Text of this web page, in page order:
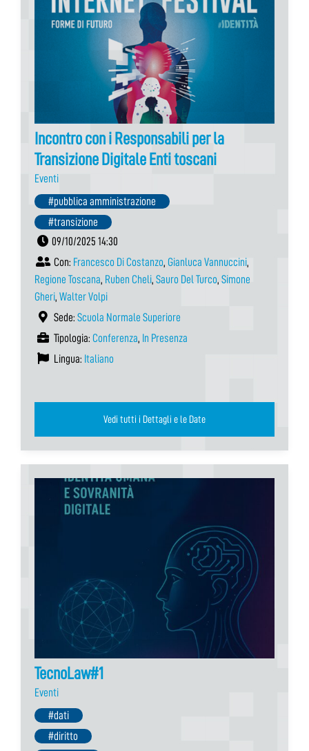
Incontro con i Responsabili per la
Transizione Digitale Enti toscani
Eventi
#pubblica amministrazione
#transizione
09/10/2025 14:30
Con: Francesco Di Costanzo, Gianluca Vannuccini,
Regione Toscana, Ruben Cheli, Sauro Del Turco, Simone
Gheri, Walter Volpi
Sede: Scuola Normale Superiore
Tipologia: Conferenza, In Presenza
Lingua: Italiano
Vedi tutti i Dettagli e le Date
TecnoLaw#1
Eventi
#dati
#diritto